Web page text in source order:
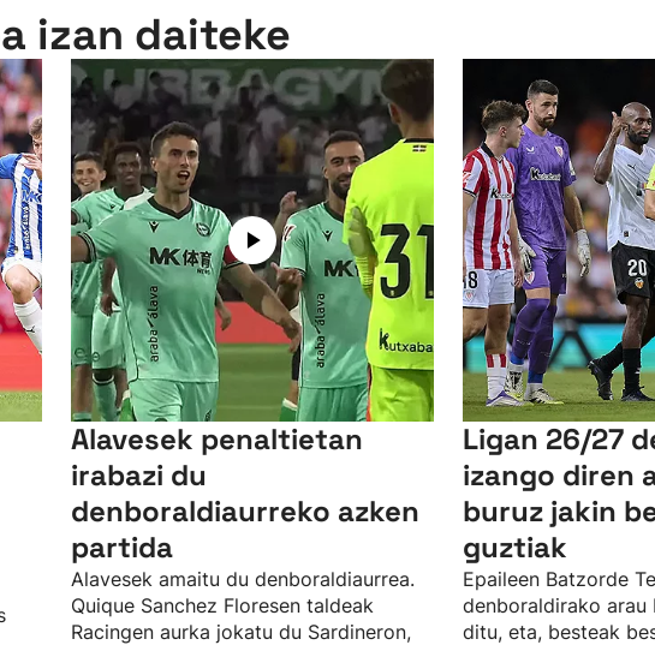
izan daiteke
Alavesek penaltietan
irabazi du
denboraldiaurreko azken
partida
Alavesek amaitu du denboraldiaurrea.
Quique Sanchez Floresen taldeak
Racingen aurka jokatu du Sardineron,
Ligan 26/27
izango diren
buruz jakin
guztiak
Epaileen Batzorde
denboraldirako
ditu, eta, besteak